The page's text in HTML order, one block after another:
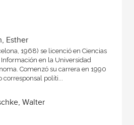
Esther
1968) se licenció en Ciencias
Información en la Universidad
Comenzó su carrera en 1990,
corresponsal políti...
Walter